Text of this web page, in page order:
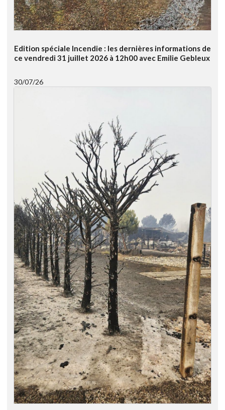
Edition spéciale Incendie : les dernières informations de
ce vendredi 31 juillet 2026 à 12h00 avec Emilie Gebleux
30/07/26